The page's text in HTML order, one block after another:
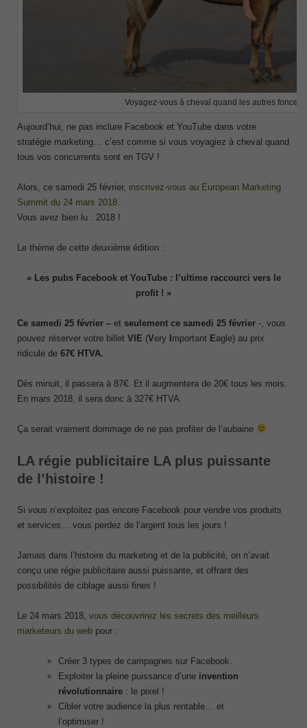
Voyagez-vous à cheval quand les autres foncent
Aujourd’hui, ne pas inclure Facebook et YouTube dans votre
stratégie marketing… c’est comme si vous voyagiez à cheval quand
tous vos concurrents sont en TGV !
Alors, ce samedi 25 février, inscrivez-vous au European Marketing
Summit du 24 mars 2018.
Vous avez bien lu : 2018 !
Le thème de cette deuxième édition :
« Les pubs Facebook et YouTube : l’ultime raccourci vers le
profit ! »
Ce samedi 25 février – et seulement ce samedi 25 février -, vous
pouvez réserver votre billet VIE (Very mportant Eagle) au prix
ridicule de 67€ HTVA.
Dès minuit, il passera à 87€. Et il augmentera de 20€ tous les mois.
En mars 2018, il sera donc à 327€ HTVA.
Ça serait vraiment dommage de ne pas profiter de l’aubaine
LA régie publicitaire LA plus puissante
de l’histoire !
Si vous n’exploitez pas encore Facebook pour vendre vos produits
et services… vous perdez de l’argent tous les jours !
Jamais dans l’histoire du marketing et de la publicité, on n’avait
conçu une régie publicitaire aussi puissante, et offrant des
possibilités de ciblage aussi fines !
Le 24 mars 2018, vous découvrirez les secrets des meilleurs
marketeurs du web pour :
Créer 3 types de campagnes sur Facebook.
Exploiter la pleine puissance d’une invention
révolutionnaire : le pixel !
Cibler votre audience la plus rentable… et
l’optimiser !